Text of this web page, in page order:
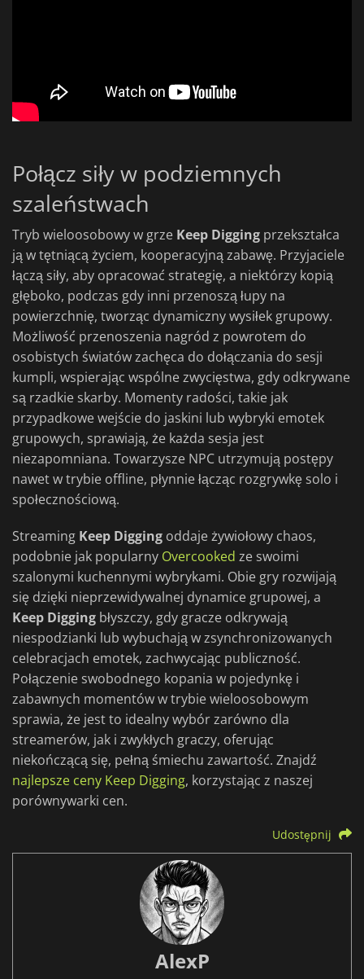
Połącz siły w podziemnych
szaleństwach
Tryb wieloosobowy w grze Keep Digging przekształca
ją w tętniącą życiem, kooperacyjną zabawę. Przyjaciele
łączą siły, aby opracować strategię, a niektórzy kopią
głęboko, podczas gdy inni przenoszą łupy na
powierzchnię, tworząc dynamiczny wysiłek grupowy.
Możliwość przenoszenia nagród z powrotem do
osobistych światów zachęca do dołączania do sesji
kumpli, wspierając wspólne zwycięstwa, gdy odkrywane
są rzadkie skarby. Momenty radości, takie jak
przypadkowe wejście do jaskini lub wybryki emotek
grupowych, sprawiają, że każda sesja jest
niezapomniana. Towarzysze NPC utrzymują postępy
nawet w trybie offline, płynnie łącząc rozgrywkę solo i
społecznościową.
Streaming Keep Digging oddaje żywiołowy chaos,
podobnie jak popularny Overcooked ze swoimi
szalonymi kuchennymi wybrykami. Obie gry rozwijają
się dzięki nieprzewidywalnej dynamice grupowej, a
Keep Digging błyszczy, gdy gracze odkrywają
niespodzianki lub wybuchają w zsynchronizowanych
celebracjach emotek, zachwycając publiczność.
Połączenie swobodnego kopania w pojedynkę i
zabawnych momentów w trybie wieloosobowym
sprawia, że jest to idealny wybór zarówno dla
streamerów, jak i zwykłych graczy, oferując
niekończącą się, pełną śmiechu zawartość. Znajdź
najlepsze ceny Keep Digging, korzystając z naszej
porównywarki cen.
Udostępnij
AlexP